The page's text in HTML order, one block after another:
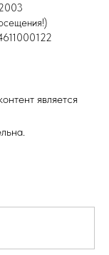
является